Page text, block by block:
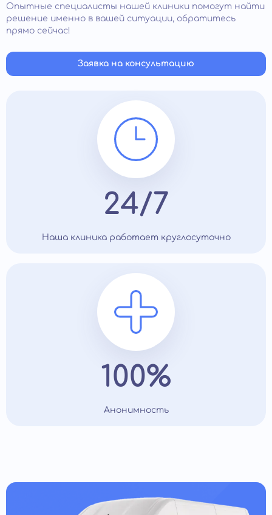
снижении полового влечения к партнеру;
появляется сексуальное влечение к
просвещением взрослых людей без каких-либо
расстройств. Специалист помогает ответить на
вопросы о регулярности, частоте, интенсивности
половой жизни. У него можно проконсультироваться,
как сделать интимную жизнь комфортней для себя и
партнера, как сохранить половую активность,
Опытные специалисты нашей клиники помогут найти
решение именно в вашей ситуации, обратитесь
прямо сейчас!
Заявка на консультацию
24/7
Наша клиника работает круглосуточно
100%
Анонимность